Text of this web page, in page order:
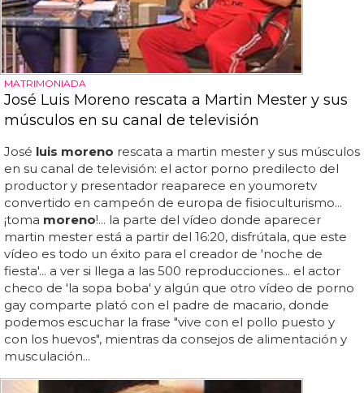
MATRIMONIADA
José Luis Moreno rescata a Martin Mester y sus
músculos en su canal de televisión
José luis moreno rescata a martin mester y sus músculos
en su canal de televisión: el actor porno predilecto del
productor y presentador reaparece en youmoretv
convertido en campeón de europa de fisioculturismo...
¡toma moreno!... la parte del vídeo donde aparecer
martin mester está a partir del 16:20, disfrútala, que este
vídeo es todo un éxito para el creador de 'noche de
fiesta'... a ver si llega a las 500 reproducciones... el actor
checo de 'la sopa boba' y algún que otro vídeo de porno
gay comparte plató con el padre de macario, donde
podemos escuchar la frase "vive con el pollo puesto y
con los huevos", mientras da consejos de alimentación y
musculación...